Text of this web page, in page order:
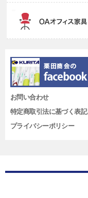
お問い合わせ
特定商取引法に基づく表記
プライバシーポリシー